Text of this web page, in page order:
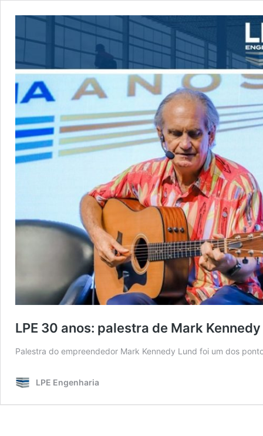
LPE 30 anos: palestra de Mark
Palestra do empreendedor Mark Kennedy Lund foi um dos
LPE Engenharia